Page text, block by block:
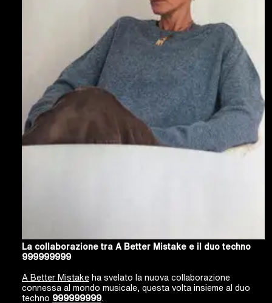
La collaborazione tra A Better Mistake e il duo techno
999999999
A Better Mistake ha svelato la nuova collaborazione
connessa al mondo musicale, questa volta insieme al duo
techno 999999999.